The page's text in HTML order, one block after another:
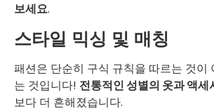
보세요.
스타일 믹싱 및 매칭
패션은 단순히 구식 규칙을 따르는 것이
는 것입니다! 전통적인 성별의 옷과 액세
보다 더 흔해졌습니다.